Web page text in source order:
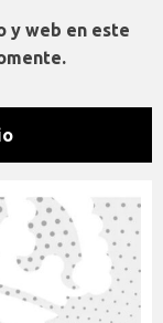
y web en este